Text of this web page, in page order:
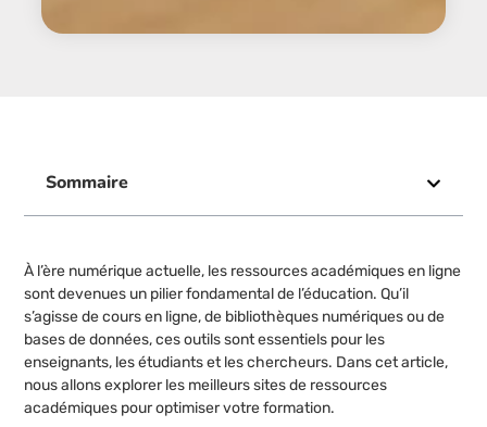
Sommaire
À l’ère numérique actuelle, les ressources académiques en ligne
sont devenues un pilier fondamental de l’éducation. Qu’il
s’agisse de cours en ligne, de bibliothèques numériques ou de
bases de données, ces outils sont essentiels pour les
enseignants, les étudiants et les chercheurs. Dans cet article,
nous allons explorer les meilleurs sites de ressources
académiques pour optimiser votre formation.